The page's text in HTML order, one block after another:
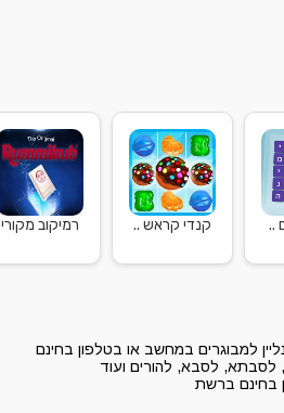
.. קנדי קראש .. רמיקוב מקורי
למבוגרים במחשב או בטלפון בחינם
לסבתא, לסבא, להורים ועוד
בחינם ברשת